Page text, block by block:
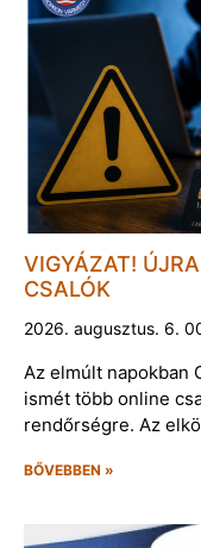
VIGYÁZAT!
CSALÓK
2026. augusztus. 6.
Az elmúlt napokban
ismét több online
rendőrségre. Az
BŐVEBBEN »